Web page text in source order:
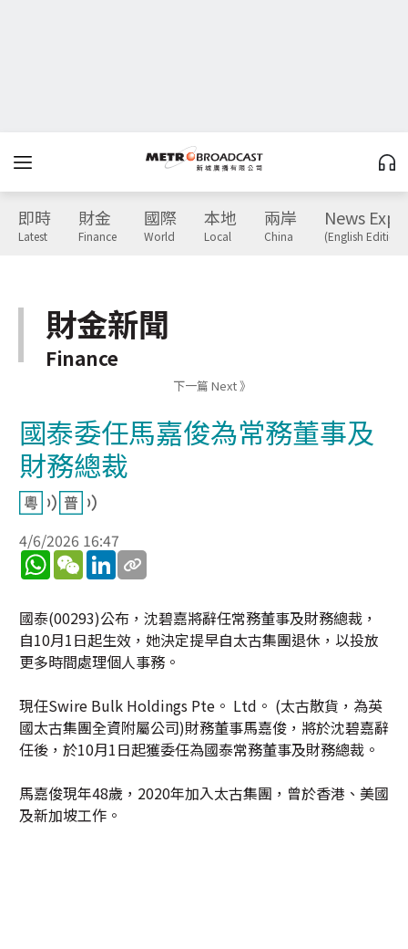
即時
Latest
財金
Finance
國際
World
本地
Local
兩岸
China
News
(English Edition)
財金新聞
Finance
下一篇 Next 》
國泰委任馬嘉俊為常務董事及
財務總裁
4/6/2026 16:47
WhatsApp
WeChatLinkedIn
國泰(00293)公布，沈碧嘉將辭任常務董事及財務總裁，
自10月1日起生效，她決定提早自太古集團退休，以投放
更多時間處理個人事務。
現任Swire Bulk Holdings Pte。 Ltd。 (太古散貨，為英
國太古集團全資附屬公司)財務董事馬嘉俊，將於沈碧嘉辭
任後，於10月1日起獲委任為國泰常務董事及財務總裁。
馬嘉俊現年48歲，2020年加入太古集團，曾於香港、美國
及新加坡工作。